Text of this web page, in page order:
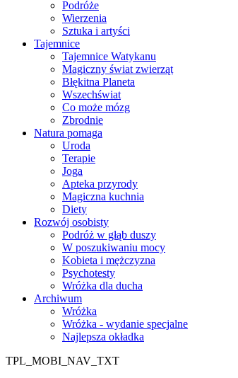
Podróże
Wierzenia
Sztuka i artyści
Tajemnice
Tajemnice Watykanu
Magiczny świat zwierząt
Błękitna Planeta
Wszechświat
Co może mózg
Zbrodnie
Natura pomaga
Uroda
Terapie
Joga
Apteka przyrody
Magiczna kuchnia
Diety
Rozwój osobisty
Podróż w głąb duszy
W poszukiwaniu mocy
Kobieta i mężczyzna
Psychotesty
Wróżka dla ducha
Archiwum
Wróżka
Wróżka - wydanie specjalne
Najlepsza okładka
TPL_MOBI_NAV_TXT